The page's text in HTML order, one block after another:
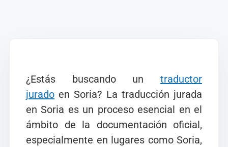
¿Estás buscando un traductor
jurado en Soria? La traducción jurada
en Soria es un proceso esencial en el
ámbito de la documentación oficial,
especialmente en lugares como Soria,